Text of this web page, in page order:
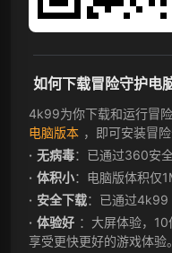
如何下载冒险守护电
4k99为你下载和运行冒
电脑版本 ，即可安装冒
无病毒：已通过360安
体积小：电脑版体积仅
安全下载：已通过4k99
体验好 ：大屏体验，
享受更快更好的游戏体验。